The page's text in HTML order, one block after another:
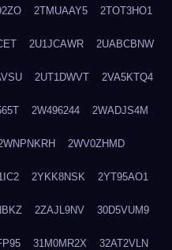
2TMUAAY5 2TOT3HO1
2U1JCAWR 2UABCBNW
2UT1DWVT 2VA5KTQ4
2W496244 2WADJS4M
2WV0ZHMD
2YKK8NSK 2YT95AO1
2ZAJL9NV 30D5VUM9
31M0MR2X 32AT2VLN